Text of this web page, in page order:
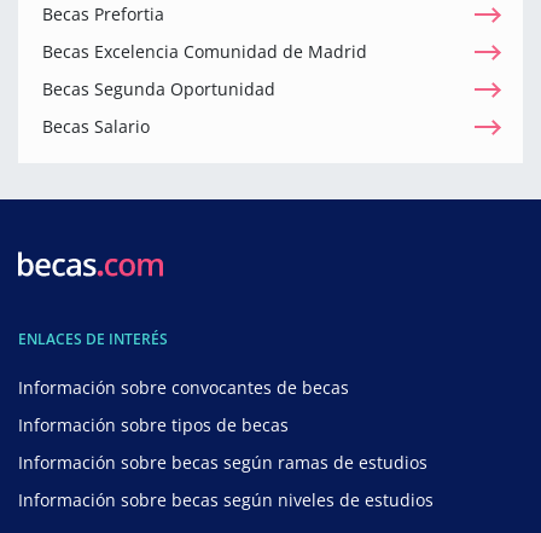
Becas Prefortia
Becas Excelencia Comunidad de Madrid
Becas Segunda Oportunidad
Becas Salario
ENLACES DE INTERÉS
Información sobre convocantes de becas
Información sobre tipos de becas
Información sobre becas según ramas de estudios
Información sobre becas según niveles de estudios